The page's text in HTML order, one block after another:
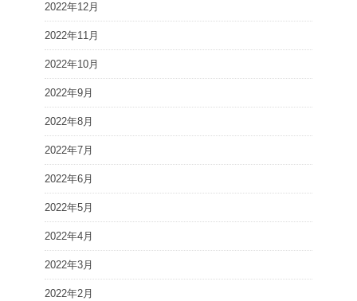
2022年12月
2022年11月
2022年10月
2022年9月
2022年8月
2022年7月
2022年6月
2022年5月
2022年4月
2022年3月
2022年2月